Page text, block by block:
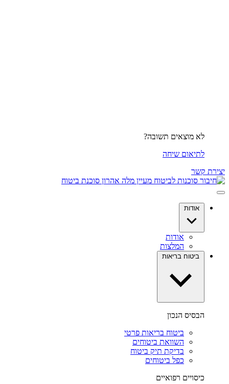
לא מוצאים תשובה?
לתיאום שיחה
יצירת קשר
אודות
אודות
המלצות
ביטוח בריאות
הבסיס הנכון
ביטוח בריאות פרטי
השוואת ביטוחים
בדיקת תיק ביטוח
כפל ביטוחים
כיסויים רפואיים